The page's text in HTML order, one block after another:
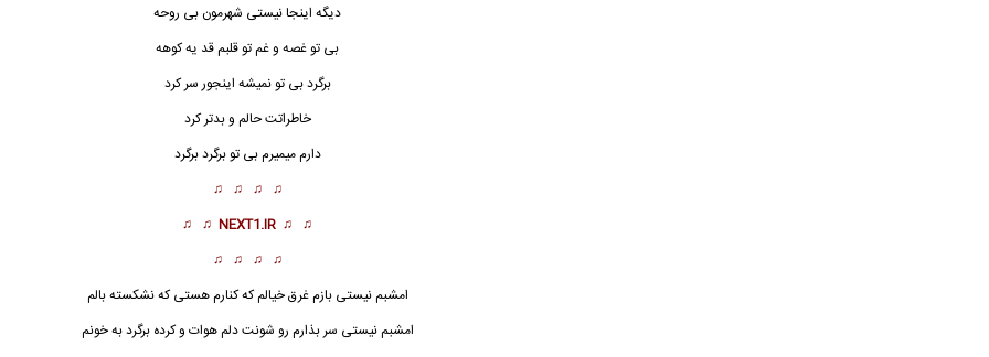
دیگه اینجا نیستی شهرمون بی روحه
بی تو غصه و غم تو قلبم قد یه کوهه
برگردبی تو نمیشه اینجور سر کرد
خاطراتت حالم و بدتر کرد
دارم میمیرم بی تو برگرد برگرد
♫ ♫ ♫ ♫
♫ ♫
NEXT1.IR
♫ ♫
♫ ♫ ♫ ♫
امشبم نیستی بازم غرق خیالم که کنارم هستی که نشکسته بالم
امشبم نیستی سر بذارم رو شونت دلم هوات و کرده برگرد به خونم